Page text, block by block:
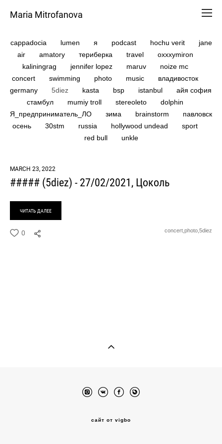
Maria Mitrofanova
cappadocia lumen я podcast hochu verit
jane
air
amatory териберка travel
oxxxymiron
kaliningrag
jennifer lopez maruv
noize mc
concert
swimming photo music
владивосток
germany
5diez kasta bsp istanbul
айя софия
стамбул
mumiy troll stereoleto
dolphin
Я_предприниматель_ЛО
зима brainstorm
павловск
осень
30stm russia hollywood undead
sport
red bull
unkle
MARCH 23, 2022
##### (5diez) - 27/02/2021, Цоколь
ЧИТАТЬ ДАЛЕЕ
0 concert, photo, 5diez
сайт от vigbo